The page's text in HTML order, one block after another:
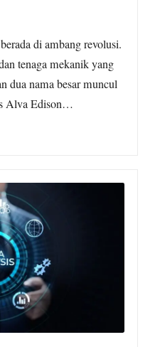
di ambang revolusi.
tenaga mekanik yang
dua nama besar muncul
Alva Edison…